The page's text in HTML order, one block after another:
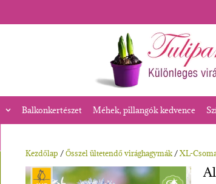
Balkonkertészet Méhek, pillangók kedvence
Kezdőlap /Ősszel ültetendő virághagymák/XL-